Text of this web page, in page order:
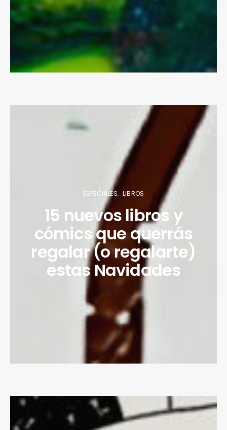
ESPECIALES LIBROS
15 nuevos libros y
cómics que querrás
regalar (o regalarte)
estas Navidades